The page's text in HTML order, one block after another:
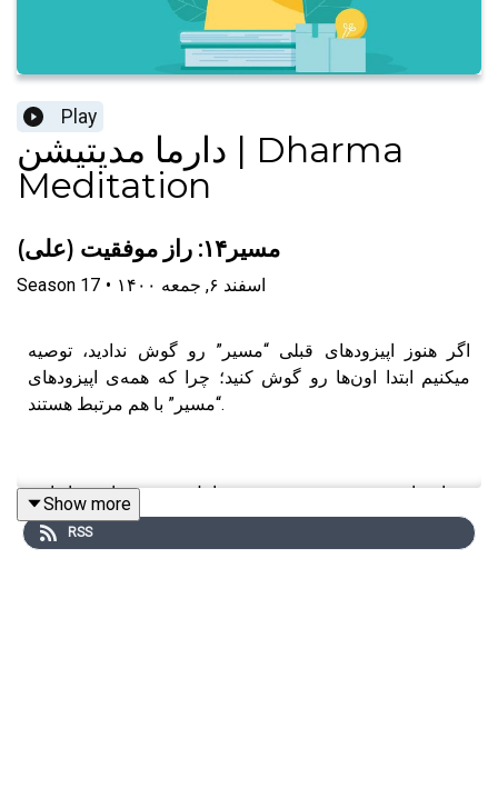
Play
دارما مدیتیشن | Dharma
Meditation
مسیر۱۴: راز موفقیت (علی)
Season 17 • ۱۴۰۰ اسفند ۶, جمعه
اگر هنوز اپیزودهای قبلی “مسیر” رو گوش ندادید، توصیه
میکنیم ابتدا اون‌ها رو گوش کنید؛ چرا که همه‌ی اپیزودهای
“مسیر” با هم مرتبط هستند.
در این اپیزود، به بررسی نقش عوامل بیرونی مانند خانواده،
جامعه و تجارب زیسته در شکل‌گیری تصویر ذهنی ما از "انسان
موفق" می‌پردازیم. اغلب، این تعاریف از موفقیت بر مبنای
Show more
RSS